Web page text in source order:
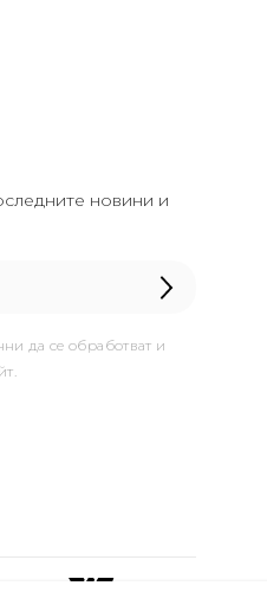
новини и
да се обработват и